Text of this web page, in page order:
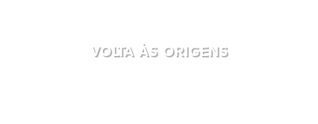
VOLTA ÀS ORIGENS